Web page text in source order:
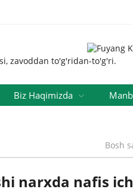
zavoddan to'g'ridan-to'g'ri.
Biz Haqimizda
Bosh
narxda nafis